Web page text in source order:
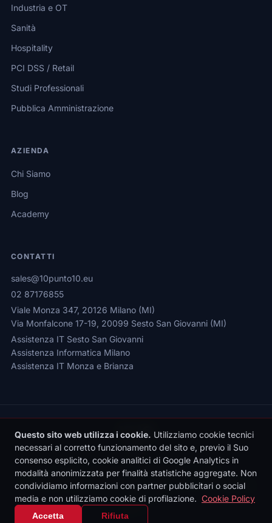
Industria e OT
Sanità
Hospitality
PCI DSS / Retail
Studi Professionali
Pubblica Amministrazione
AZIENDA
Chi Siamo
Blog
Academy
CONTATTI
sales@10punto10.eu
02 87176855
Viale Monza 347, 20126 Milano (MI)
Via Monfalcone 17-19, 20099 Sesto San Giovanni (MI)
Assistenza IT Sesto San Giovanni
Assistenza Informatica Milano
Assistenza IT Monza e Brianza
Privacy Policy|Cookie Policy|Gestione Cookie
© 2026 Sede legale: Viale Monza 347, 20126 Milano | 10punto10 S.r.l. |
P.IVA: 10436090962 | REA: MI-2531497 | Reg. Imprese MI: 10436090962
| Cap. Soc. €10.000 i.v.
EN
Questo sito web utilizza i cookie. Utilizziamo cookie tecnici
necessari al corretto funzionamento del sito e, previo il Suo
consenso esplicito, cookie analitici di Google Analytics in
modalità anonimizzata per finalità statistiche aggregate. Non
condividiamo informazioni con partner pubblicitari o social
media e non utilizziamo cookie di profilazione. Cookie Policy
Accetta Rifiuta